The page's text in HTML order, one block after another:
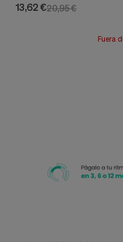
20,95 €
13,62 €
Fuera